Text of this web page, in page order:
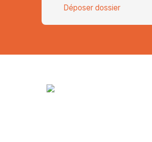
Déposer dossier